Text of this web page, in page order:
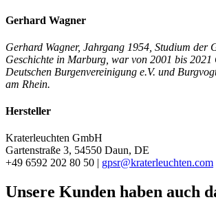
Gerhard Wagner
Gerhard Wagner, Jahrgang 1954, Studium der
Geschichte in Marburg, war von 2001 bis 2021
Deutschen Burgenvereinigung e.V. und
am Rhein.
Hersteller
Kraterleuchten GmbH
Gartenstraße 3, 54550 Daun, DE
+49 6592 202 80 50 | gpsr@kraterleuchten.com
Unsere Kunden haben auch